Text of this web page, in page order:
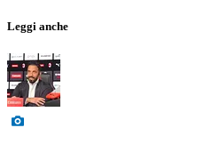
Leggi anche